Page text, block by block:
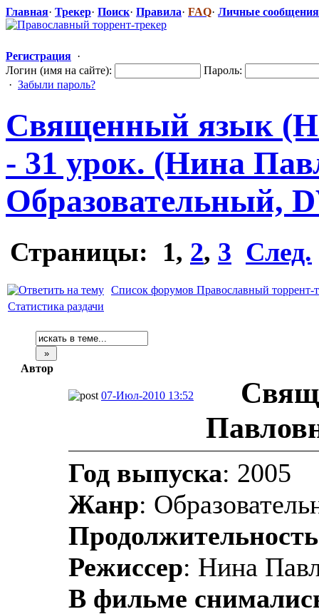
Главная· Трекер· Поиск· Правила· FAQ· Личные сообщения
Регистрация ·
Логин (имя на сайте):
Пароль:
· Забыли пароль?
Священный язык
- 31 урок. (Нина
Образователь​ный,
Страницы: 1, 2, 3 След.
Список форумов Православный торрент-
Статистика раздачи
Автор
07-Июл-2010 13:52
Год выпуска: 2005
Жанр:
Продолжительность
Режиссер: Нина
В фильме